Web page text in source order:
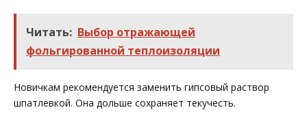
Читать: Выбор отражающей
фольгированной теплоизоляции
Новичкам рекомендуется заменить гипсовый раствор
шпатлевкой. Она дольше сохраняет текучесть.